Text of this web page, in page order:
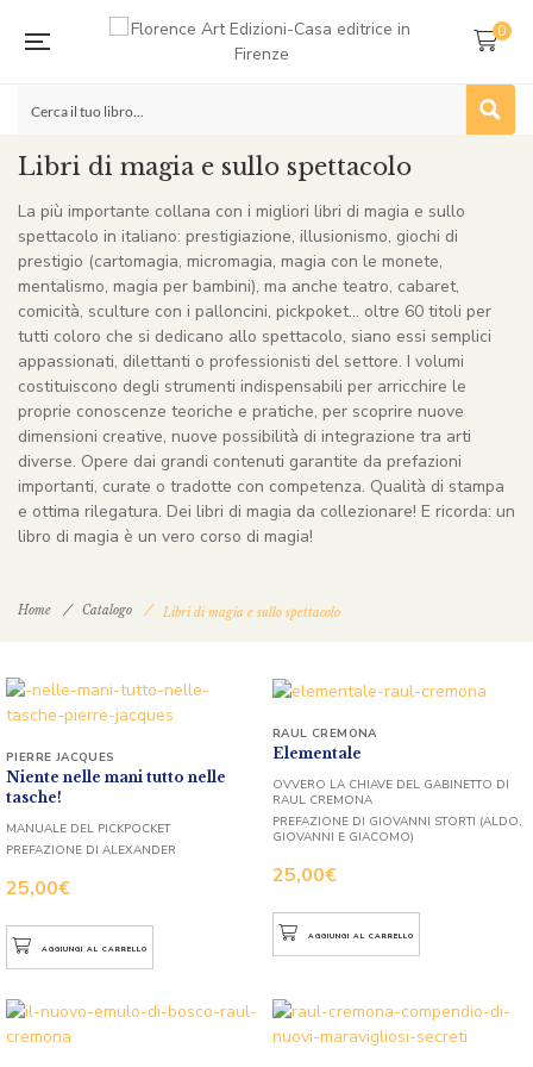
0
Libri di magia e sullo spettacolo
La più importante collana con i migliori libri di magia e sullo
spettacolo in italiano: prestigiazione, illusionismo, giochi di
prestigio (cartomagia, micromagia, magia con le monete,
mentalismo, magia per bambini), ma anche teatro, cabaret,
comicità, sculture con i palloncini, pickpoket… oltre 60 titoli per
tutti coloro che si dedicano allo spettacolo, siano essi semplici
appassionati, dilettanti o professionisti del settore. I volumi
costituiscono degli strumenti indispensabili per arricchire le
proprie conoscenze teoriche e pratiche, per scoprire nuove
dimensioni creative, nuove possibilità di integrazione tra arti
diverse. Opere dai grandi contenuti garantite da prefazioni
importanti, curate o tradotte con competenza. Qualità di stampa
e ottima rilegatura. Dei libri di magia da collezionare! E ricorda: un
libro di magia è un vero corso di magia!
Home Catalogo Libri di magia e sullo spettacolo
Niente nelle mani tutto nelle
tasche!
25,00€
PIERRE JACQUES
MANUALE DEL PICKPOCKET
PREFAZIONE DI ALEXANDER
AGGIUNGI AL CARRELLO
Elementale
25,00€
RAUL CREMONA
OVVERO LA CHIAVE DEL GABINETTO DI
RAUL CREMONA
PREFAZIONE DI GIOVANNI STORTI (ALDO,
GIOVANNI E GIACOMO)
AGGIUNGI AL CARRELLO